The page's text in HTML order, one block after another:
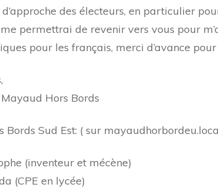
des électeurs, en particulier
permettrai de revenir vers vous pour
pour les français, merci d’avance
Hors Bords
Bords Sud Est: ( sur
(inventeur et mécène)
(CPE en lycée)